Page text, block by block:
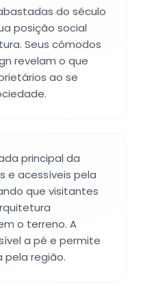
do século
posição social
Seus cômodos
revelam o que
ao se
principal da
e acessíveis pela
que visitantes
o terreno. A
a pé e permite
pela região.